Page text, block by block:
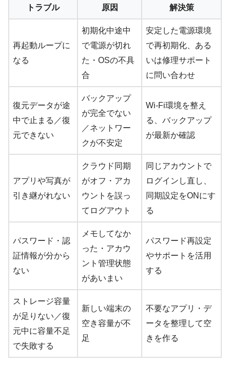
トラブル 原因 解決策
再起動ループに
なる
初期化中途中
で電源が切れ
た・OSの不具
合
安定した電源環境
で再初期化、ある
いは修理サポート
に問い合わせ
復元データが途
中で止まる／復
元できない
バックアップ
が完全でない
／ネットワー
クが不安定
Wi-Fi環境を整え
る、バックアップ
が最新か確認
アプリや写真が
引き継がれない
クラウド同期
がオフ・アカ
ウントを誤っ
てログアウト
同じアカウントで
ログインし直し、
同期設定をONにす
る
パスワード・認
証情報が分から
ない
メモしてなか
った・アカウ
ント管理状態
があいまい
パスワード再設定
やサポートを活用
する
ストレージ容量
が足りない／復
元中に容量不足
で失敗する
新しい端末の
空き容量が不
足
不要なアプリ・デ
ータを整理して空
きを作る